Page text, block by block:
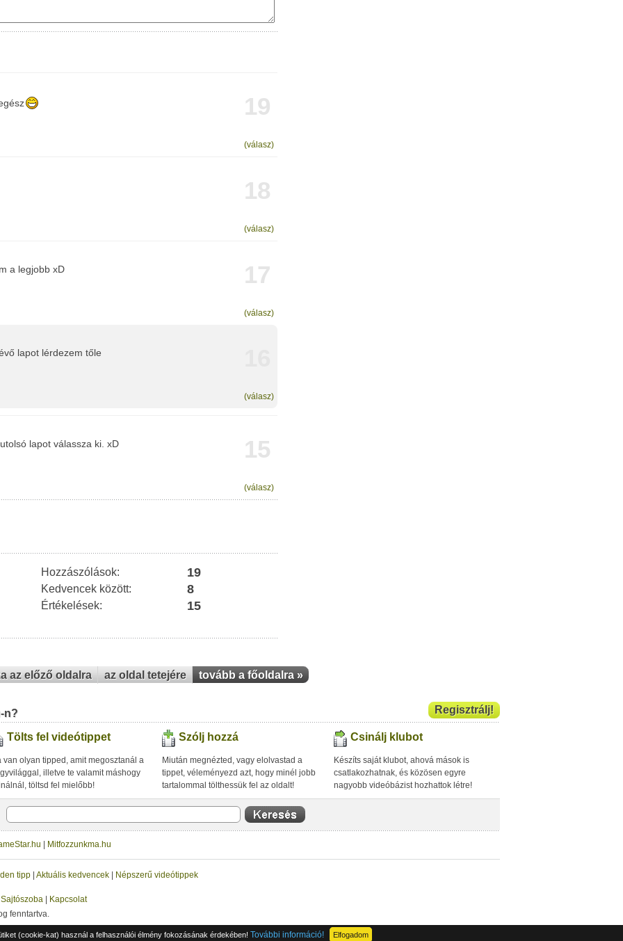
19
(válasz)
18
(válasz)
17
a legjobb xD
(válasz)
lapot lérdezem tőle
(válasz)
15
lapot válassza ki. xD
(válasz)
Hozzászólások: 19
Kedvencek között: 8
Értékelések: 15
az előző oldalra az oldal tetejére tovább a főoldalra »
Regisztrálj!
n?
Tölts fel videótippet
van olyan tipped, amit megosztanál a
illetve te valamit máshogy
töltsd fel mielőbb!
Szólj hozzá
Miután megnézted, vagy elolvastad a
tippet, véleményezd azt, hogy minél jobb
tartalommal tölthessük fel az oldalt!
Csinálj klubot
Készíts saját klubot, ahová mások is
csatlakozhatnak, és közösen egyre
nagyobb videóbázist hozhattok létre!
Mitfozzunkma.hu
tipp Aktuális kedvencek Népszerű videótippek
Sajtószoba
Kapcsolat
fenntartva.
(cookie-kat) használ a felhasználói élmény fokozásának érdekében!További információ! Elfogadom